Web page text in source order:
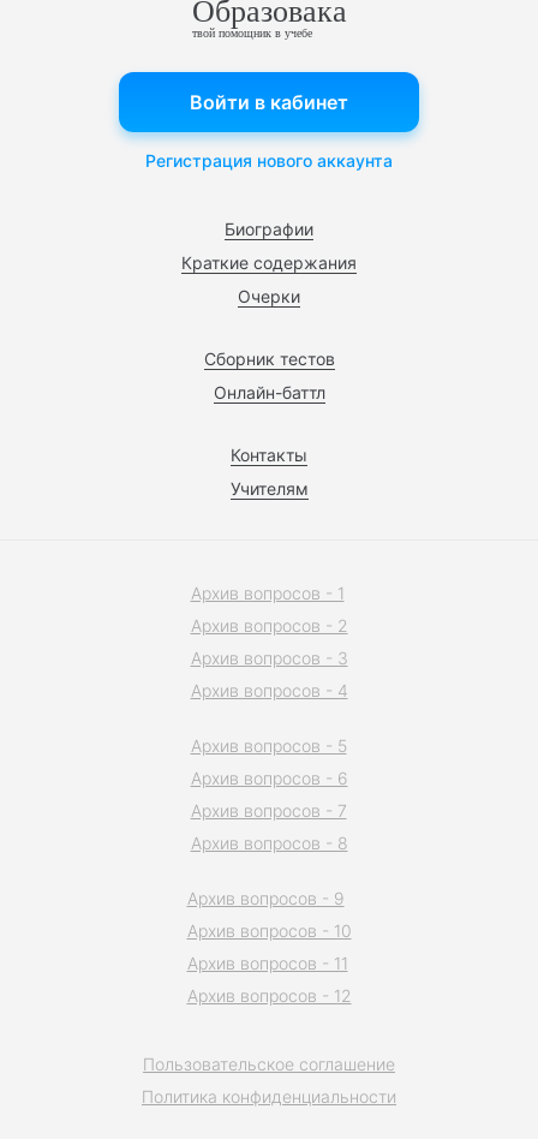
Образовака
твой помощник в учебе
Биографии
Краткие содержания
Очерки
Сборник тестов
Онлайн-баттл
Контакты
Учителям
Войти в кабинет
Регистрация нового аккаунта
Пользовательское соглашение
Политика конфиденциальности
Архив вопросов - 1
Архив вопросов - 2
Архив вопросов - 3
Архив вопросов - 4
Архив вопросов - 5
Архив вопросов - 6
Архив вопросов - 7
Архив вопросов - 8
Архив вопросов - 9
Архив вопросов - 10
Архив вопросов - 11
Архив вопросов - 12